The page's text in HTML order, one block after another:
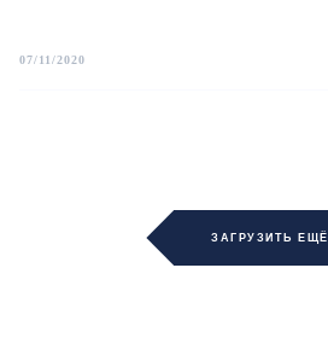
07/11/2020
ЗАГРУЗИТЬ ЕЩЁ